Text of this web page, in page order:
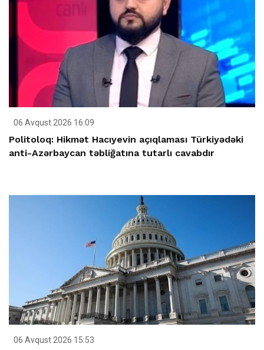
06 Avqust 2026 16:09
Politoloq: Hikmət Hacıyevin açıqlaması Türkiyədəki
anti-Azərbaycan təbliğatına tutarlı cavabdır
06 Avqust 2026 15:53